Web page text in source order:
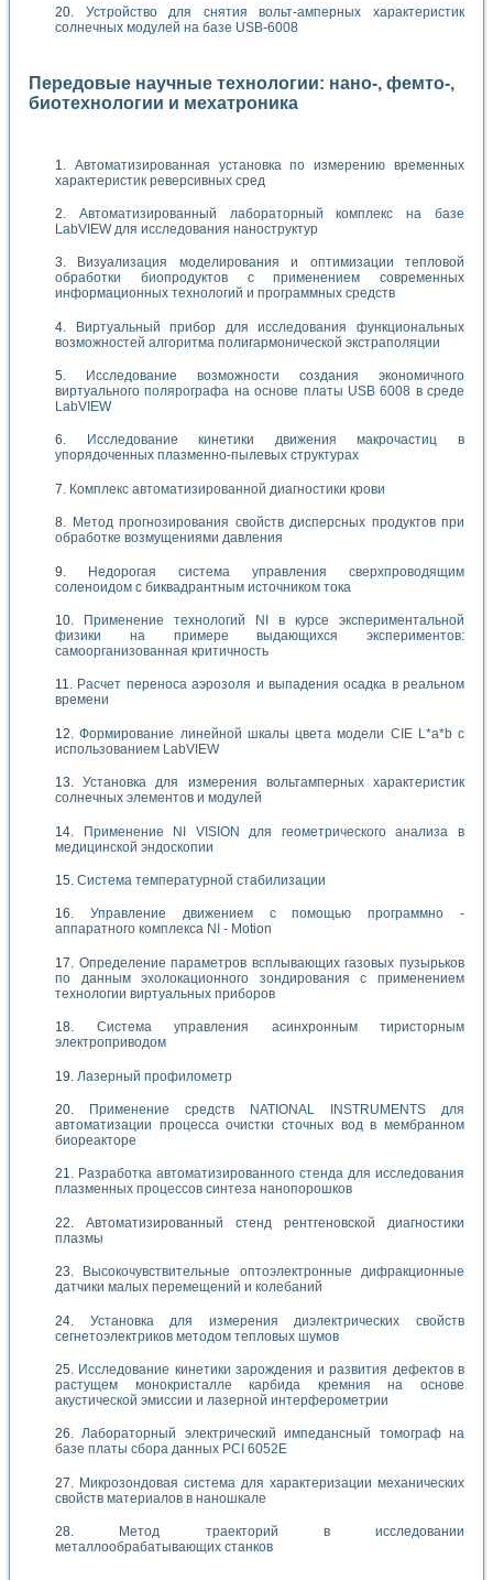
Устройство для снятия вольт-амперных характеристик
солнечных модулей на базе USB-6008
Передовые научные технологии: нано-, фемто-,
биотехнологии и мехатроника
Автоматизированная установка по измерению временных
характеристик реверсивных сред
Автоматизированный лабораторный комплекс на базе
LabVIEW для исследования наноструктур
Визуализация моделирования и оптимизации тепловой
обработки биопродуктов с применением современных
информационных технологий и программных средств
Виртуальный прибор для исследования функциональных
возможностей алгоритма полигармонической экстраполяции
Исследование возможности создания экономичного
виртуального полярографа на основе платы USB 6008 в среде
LabVIEW
Исследование кинетики движения макрочастиц в
упорядоченных плазменно-пылевых структурах
Комплекс автоматизированной диагностики крови
Метод прогнозирования свойств дисперсных продуктов при
обработке возмущениями давления
Недорогая система управления сверхпроводящим
соленоидом с биквадрантным источником тока
Применение технологий NI в курсе экспериментальной
физики на примере выдающихся экспериментов:
самоорганизованная критичность
Расчет переноса аэрозоля и выпадения осадка в реальном
времени
Формирование линейной шкалы цвета модели CIE L*a*b с
использованием LabVIEW
Установка для измерения вольтамперных характеристик
солнечных элементов и модулей
Применение NI VISION для геометрического анализа в
медицинской эндоскопии
Система температурной стабилизации
Управление движением с помощью программно -
аппаратного комплекса NI - Motion
Определение параметров всплывающих газовых пузырьков
по данным эхолокационного зондирования с применением
технологии виртуальных приборов
Система управления асинхронным тиристорным
электроприводом
Лазерный профилометр
Применение средств NATIONAL INSTRUMENTS для
автоматизации процесса очистки сточных вод в мембранном
биореакторе
Разработка автоматизированного стенда для исследования
плазменных процессов синтеза нанопорошков
Автоматизированный стенд рентгеновской диагностики
плазмы
Высокочувствительные оптоэлектронные дифракционные
датчики малых перемещений и колебаний
Установка для измерения диэлектрических свойств
сегнетоэлектриков методом тепловых шумов
Исследование кинетики зарождения и развития дефектов в
растущем монокристалле карбида кремния на основе
акустической эмиссии и лазерной интерферометрии
Лабораторный электрический импедансный томограф на
базе платы сбора данных PCI 6052E
Микрозондовая система для характеризации механических
свойств материалов в наношкале
Метод траекторий в исследовании
металлообрабатывающих станков